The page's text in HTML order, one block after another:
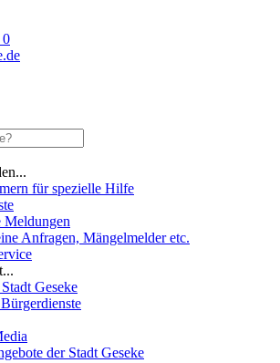
0
für spezielle Hilfe
Meldungen
Anfragen, Mängelmelder etc.
Geseke
der Stadt Geseke